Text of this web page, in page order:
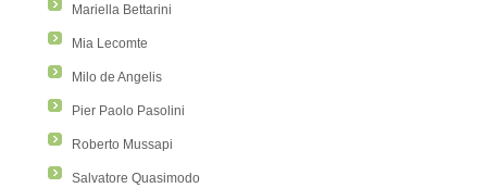
Mariella Bettarini
Mia Lecomte
Milo de Angelis
Pier Paolo Pasolini
Roberto Mussapi
Salvatore Quasimodo